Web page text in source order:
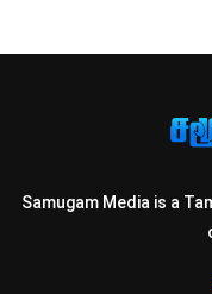
Samugam Media is a